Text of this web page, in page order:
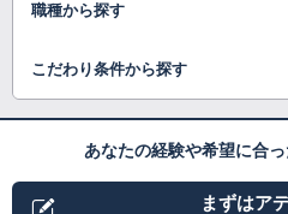
職種から探す
こだわり条件から探す
あなたの経験や希望に合
まずはア